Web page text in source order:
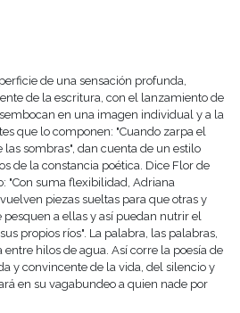
de una sensación profunda,
de la escritura, con el lanzamiento de
en una imagen individual y a la
que lo componen: "Cuando zarpa el
las sombras", dan cuenta de un estilo
de la constancia poética. Dice Flor de
"Con suma flexibilidad, Adriana
piezas sueltas para que otras y
pesquen a ellas y así puedan nutrir el
propios ríos". La palabra, las palabras,
hilos de agua. Así corre la poesía de
y convincente de la vida, del silencio y
en su vagabundeo a quien nade por